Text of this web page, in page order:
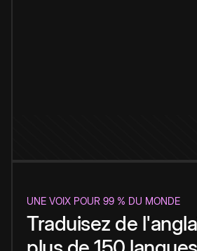
UNE VOIX POUR 99 % DU MONDE
Traduisez de